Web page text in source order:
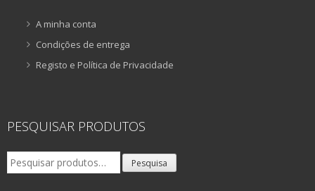
A minha conta
Condições de entrega
Registo e Política de Privacidade
PESQUISAR PRODUTOS
Pesquisar
por:
Pesquisa